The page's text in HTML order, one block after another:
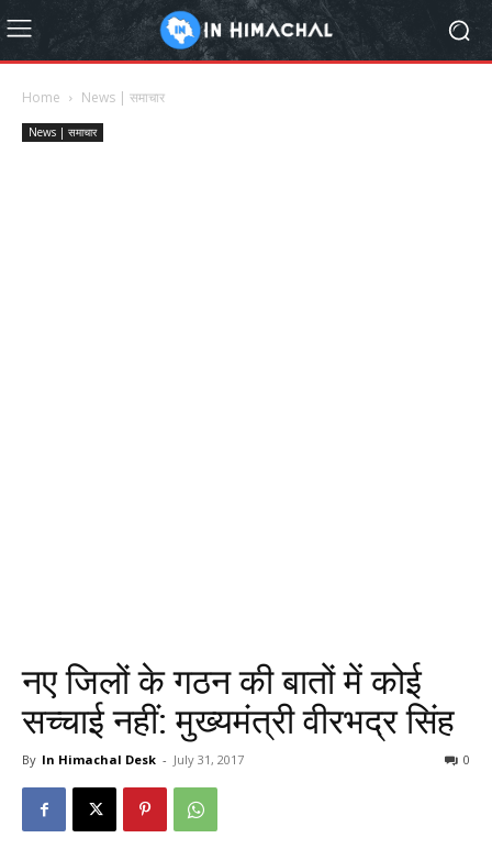
Home News | समाचार
News | समाचार
नए जिलों के गठन की बातों में कोई
सच्चाई नहीं: मुख्यमंत्री वीरभद्र सिंह
By In Himachal Desk - July 31, 2017 0